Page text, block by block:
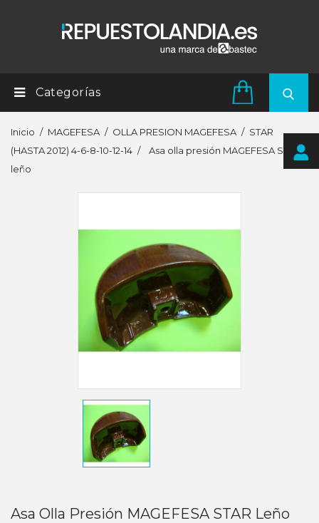
Categorías
Inicio MAGEFESA OLLA PRESION MAGEFESA
STAR
(HASTA 2012) 4-6-8-10-12-14
Asa olla presión MAGEFESA STAR
leño
Asa Olla Presión MAGEFESA STAR Leño